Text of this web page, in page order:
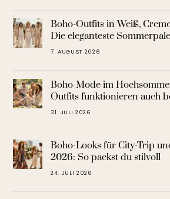
Boho-Outfits in Weiß,
Die eleganteste
7. AUGUST 2026
Boho-Mode im
Outfits funktionieren auch
31. JULI 2026
Boho-Looks für City-Trip
2026: So packst du stilvoll
24. JULI 2026